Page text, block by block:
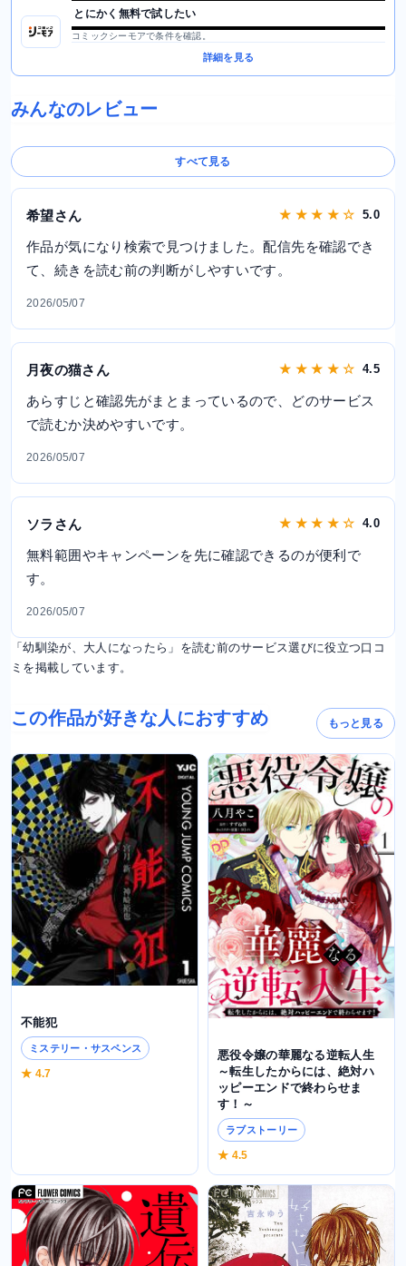
とにかく無料で試したい
コミックシーモアで条件を確認。
詳細を見る
みんなのレビュー
すべて見る
希望さん ★ ★ ★ ★ ☆ 5.0
作品が気になり検索で見つけました。配信先を確認でき
て、続きを読む前の判断がしやすいです。
2026/05/07
月夜の猫さん ★ ★ ★ ★ ☆ 4.5
あらすじと確認先がまとまっているので、どのサービス
で読むか決めやすいです。
2026/05/07
ソラさん ★ ★ ★ ★ ☆ 4.0
無料範囲やキャンペーンを先に確認できるのが便利で
す。
2026/05/07
「幼馴染が、大人になったら」を読む前のサービス選びに役立つ口コ
ミを掲載しています。
この作品が好きな人におすすめ もっと見る
不能犯
ミステリー・サスペンス
★ 4.7
悪役令嬢の華麗なる逆転人生
～転生したからには、絶対ハ
ッピーエンドで終わらせま
す！～
ラブストーリー
★ 4.5